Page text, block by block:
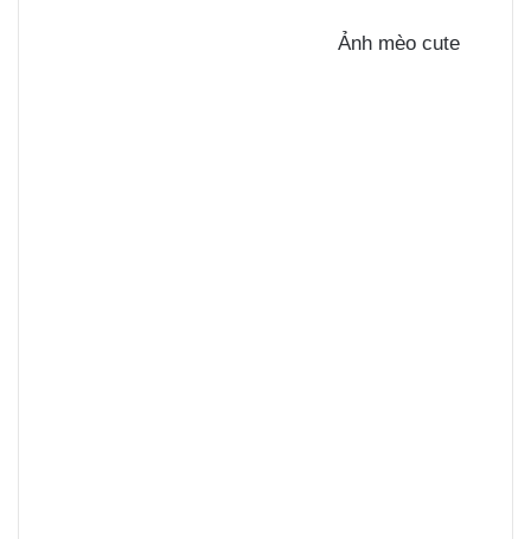
Ảnh mèo cute